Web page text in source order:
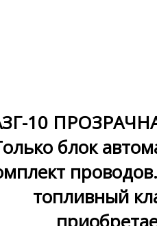
10
блок
топливный